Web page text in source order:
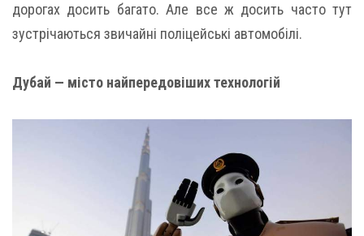
дорогах досить багато. Але все ж досить часто тут
зустрічаються звичайні поліцейські автомобілі.
Дубай — місто найпередовіших технологій